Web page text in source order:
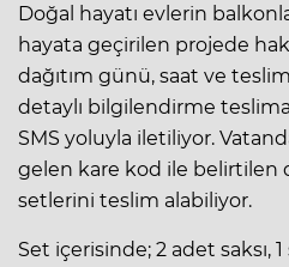
Doğal hayatı evlerin
hayata geçirilen projede
dağıtım günü, saat ve
detaylı bilgilendirme
SMS yoluyla iletiliyor.
gelen kare kod ile belirtilen
setlerini teslim alabiliyor.
Set içerisinde; 2 adet saksı,